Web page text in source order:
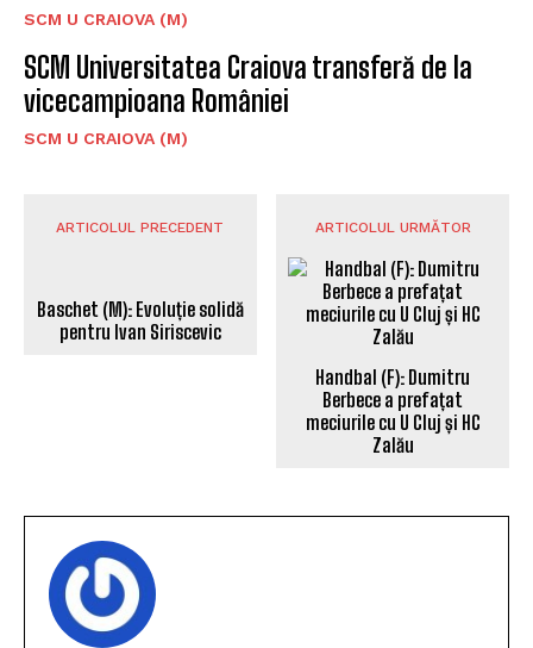
SCM U CRAIOVA (M)
SCM Universitatea Craiova transferă de la
vicecampioana României
SCM U CRAIOVA (M)
ARTICOLUL PRECEDENT ARTICOLUL URMĂTOR
Handbal (F): Dumitru
Berbece a prefațat
meciurile cu U Cluj și HC
Zalău